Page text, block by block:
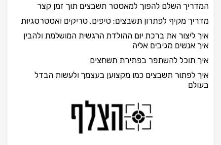
המדריך השלם להפוך למאסטר תשבצים תוך זמן קצר
מדריך מקיף לפתרון תשבצים: טיפים, טריקים ואסטרטגיות
איך ליצור את ברכת יום ההולדת הרגשית המושלמת ולהבין
איך אנשים מגיבים אליה
איך תוכל להשתפר בפתירת תשחצים
איך לפתור תשבצים כמו מקצוען בעצמך ולעשות הבדל
בעולם